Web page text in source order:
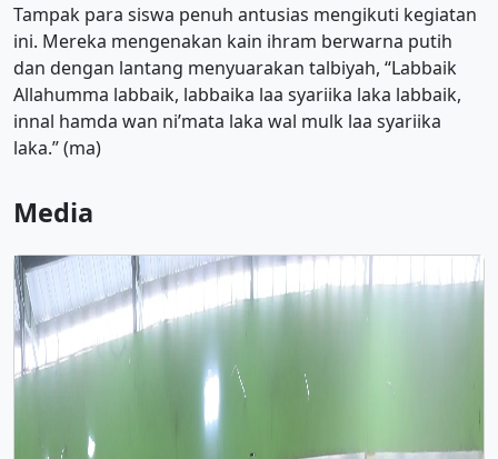
Tampak para siswa penuh antusias mengikuti kegiatan
ini. Mereka mengenakan kain ihram berwarna putih
dan dengan lantang menyuarakan talbiyah, “Labbaik
Allahumma labbaik, labbaika laa syariika laka labbaik,
innal hamda wan ni’mata laka wal mulk laa syariika
laka.” (ma)
Media